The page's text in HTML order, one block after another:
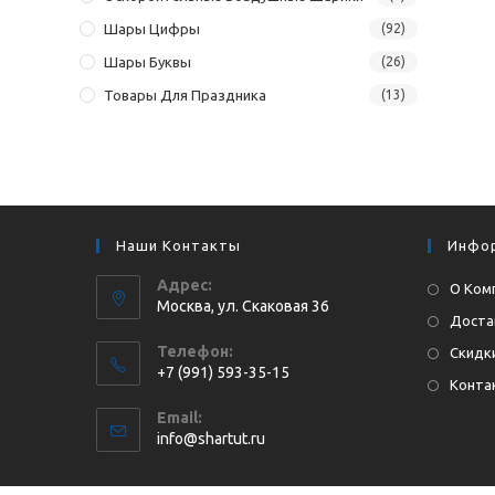
Шары Цифры (92)
Шары Буквы (26)
Товары Для Праздника (13)
Наши Контакты
Адрес:
Москва, ул. Cкаковая 36
Телефон:
+7 (991) 593-35-15
в
вашем
Email:
info@shartut.ru
О